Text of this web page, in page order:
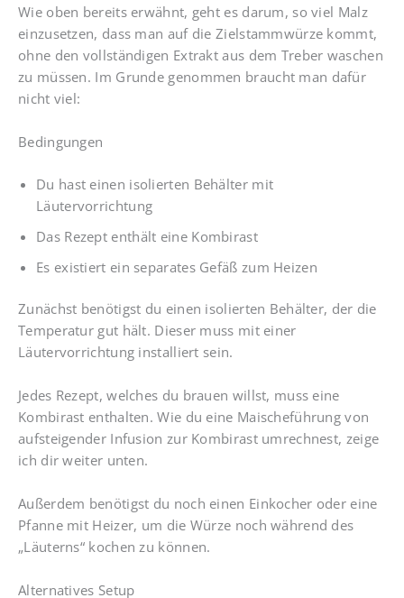
Wie oben bereits erwähnt, geht es darum, so viel Malz
einzusetzen, dass man auf die Zielstammwürze kommt,
ohne den vollständigen Extrakt aus dem Treber waschen
zu müssen. Im Grunde genommen braucht man dafür
nicht viel:
Bedingungen
Du hast einen isolierten Behälter mit
Läutervorrichtung
Das Rezept enthält eine Kombirast
Es existiert ein separates Gefäß zum Heizen
Zunächst benötigst du einen isolierten Behälter, der die
Temperatur gut hält. Dieser muss mit einer
Läutervorrichtung installiert sein.
Jedes Rezept, welches du brauen willst, muss eine
Kombirast enthalten. Wie du eine Maischeführung von
aufsteigender Infusion zur Kombirast umrechnest, zeige
ich dir weiter unten.
Außerdem benötigst du noch einen Einkocher oder eine
Pfanne mit Heizer, um die Würze noch während des
„Läuterns“ kochen zu können.
Alternatives Setup